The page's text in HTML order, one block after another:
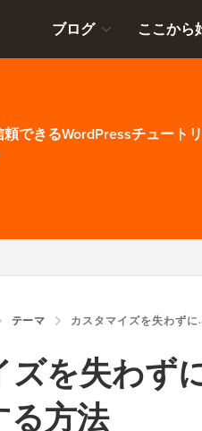
ブログ ここから
できるWordPressチュートリ
テーマ カスタマイズを失わずにWORDPRESSテーマを更新する方法
を失わず
る方法